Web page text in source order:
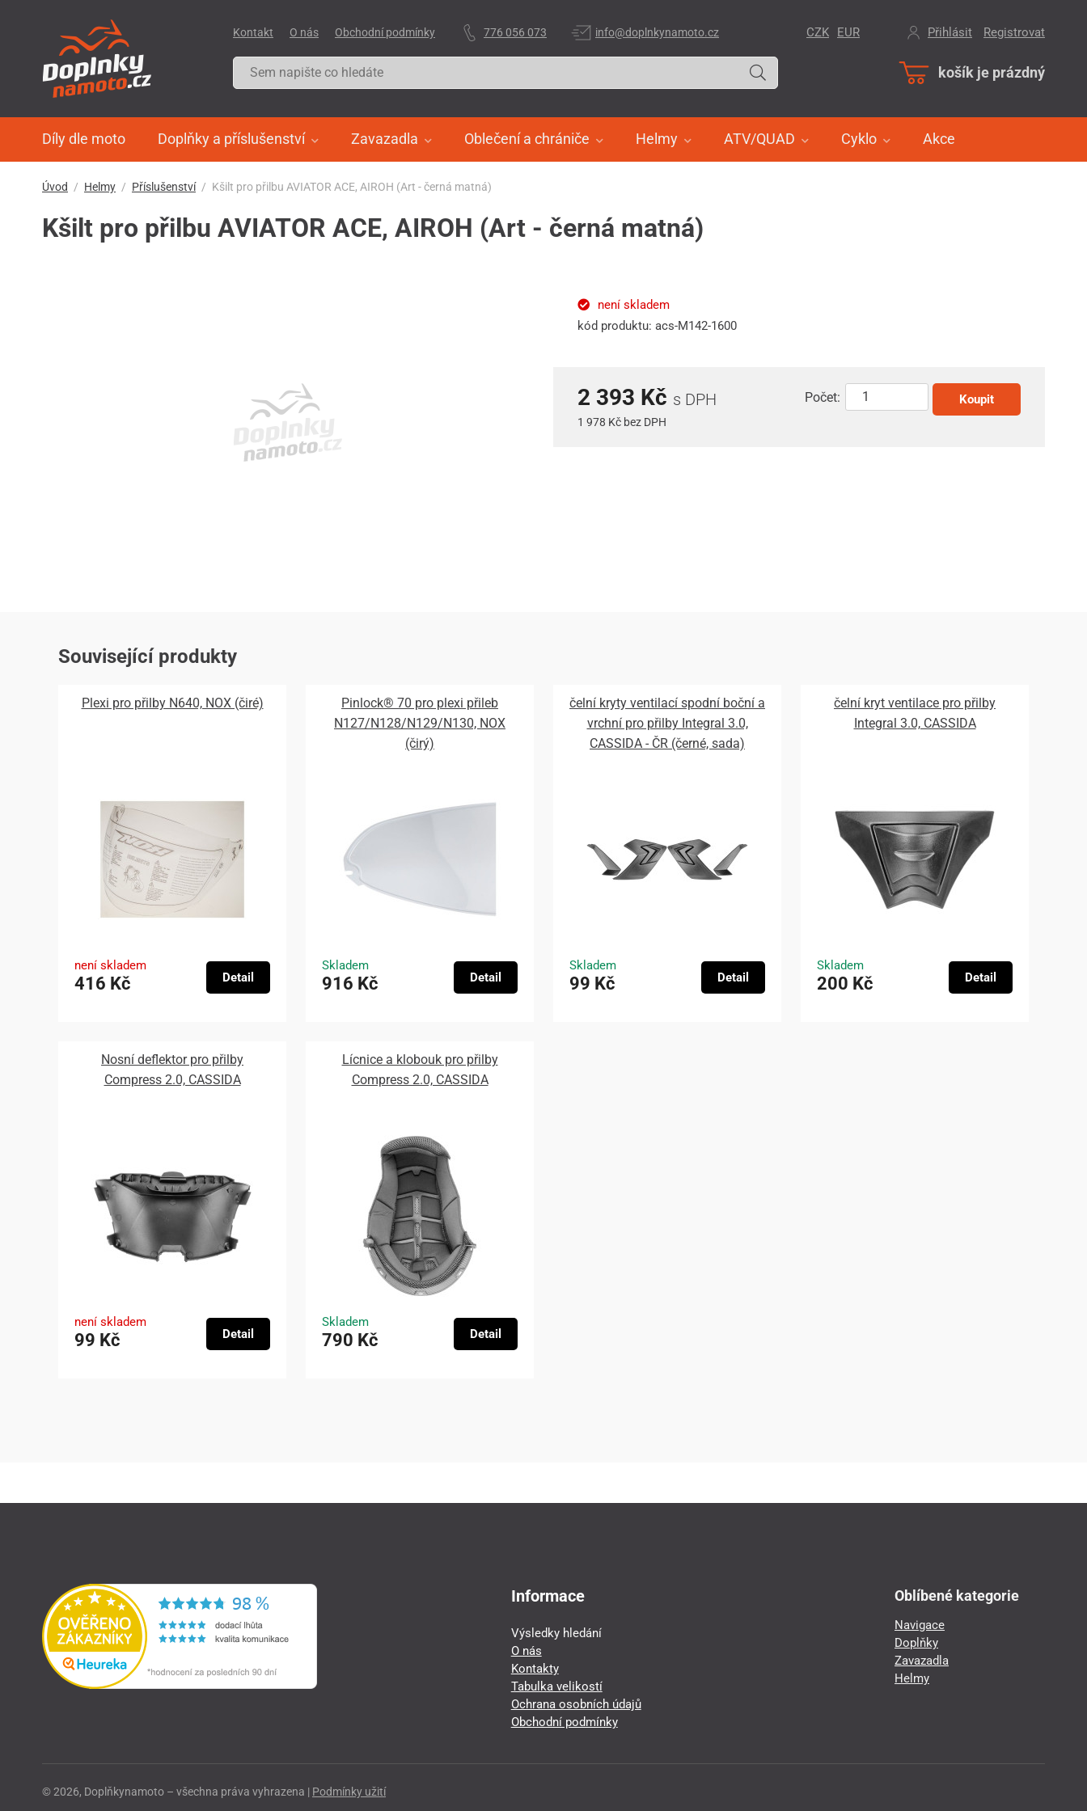
košík je prázdný
Díly dle moto Doplňky a příslušenství Zavazadla Oblečení a chrániče Helmy ATV/QUAD Cyklo Akce
CZK EUR Přihlásit Registrovat
Kontakt O nás Obchodní podmínky 776 056 073 info@doplnkynamoto.cz
Úvod Helmy Příslušenství Kšilt pro přilbu AVIATOR ACE, AIROH (Art - černá matná)
Kšilt pro přilbu AVIATOR ACE, AIROH (Art - černá matná)
není skladem
kód produktu: acs-M142-1600
2 393 Kč s DPH
1 978 Kč bez DPH
Počet: Koupit
Související produkty
Plexi pro přilby N640, NOX (čiré)
není skladem
416 Kč Detail
Pinlock® 70 pro plexi přileb
N127/N128/N129/N130, NOX
(čirý)
Skladem
916 Kč Detail
čelní kryty ventilací spodní boční a
vrchní pro přilby Integral 3.0,
CASSIDA - ČR (černé, sada)
Skladem
99 Kč Detail
čelní kryt ventilace pro přilby
Integral 3.0, CASSIDA
Skladem
200 Kč Detail
Nosní deflektor pro přilby
Compress 2.0, CASSIDA
není skladem
99 Kč Detail
Lícnice a klobouk pro přilby
Compress 2.0, CASSIDA
Skladem
790 Kč Detail
Informace
Výsledky hledání
O nás
Kontakty
Tabulka velikostí
Ochrana osobních údajů
Obchodní podmínky
Oblíbené kategorie
Navigace
Doplňky
Zavazadla
Helmy
© 2026, Doplňkynamoto – všechna práva vyhrazena | Podmínky užití